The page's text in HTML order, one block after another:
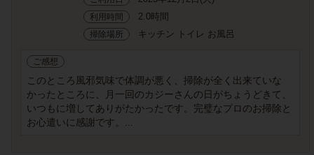
利用時間 2.0時間
掃除場所 キッチン トイレ お風呂
ご感想
このところ風邪気味で体調が悪く、掃除が全く出来ていな
かったところに、月一回のカジーさんの日がちょうどきて、
いつもに増してありがたかったです。完璧なプロのお掃除と
お心遣いに感謝です。...